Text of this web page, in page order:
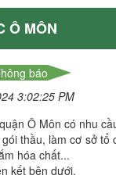
Ô MÔN
báo
3:02:25 PM
Ô Môn có nhu
thầu, làm cơ sở tổ
hóa chất...
kết bên dưới.